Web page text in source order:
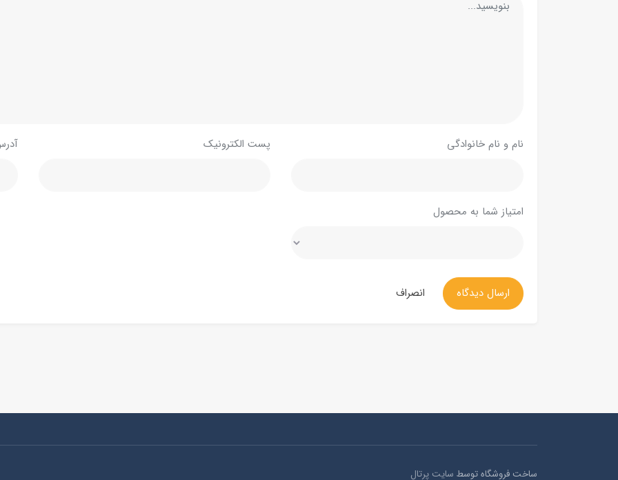
نام و نام خانوادگی پست الکترونیک
امتیاز شما به محصول
ارسال دیدگاه انصراف
ساخت فروشگاه توسط سایت پرتال